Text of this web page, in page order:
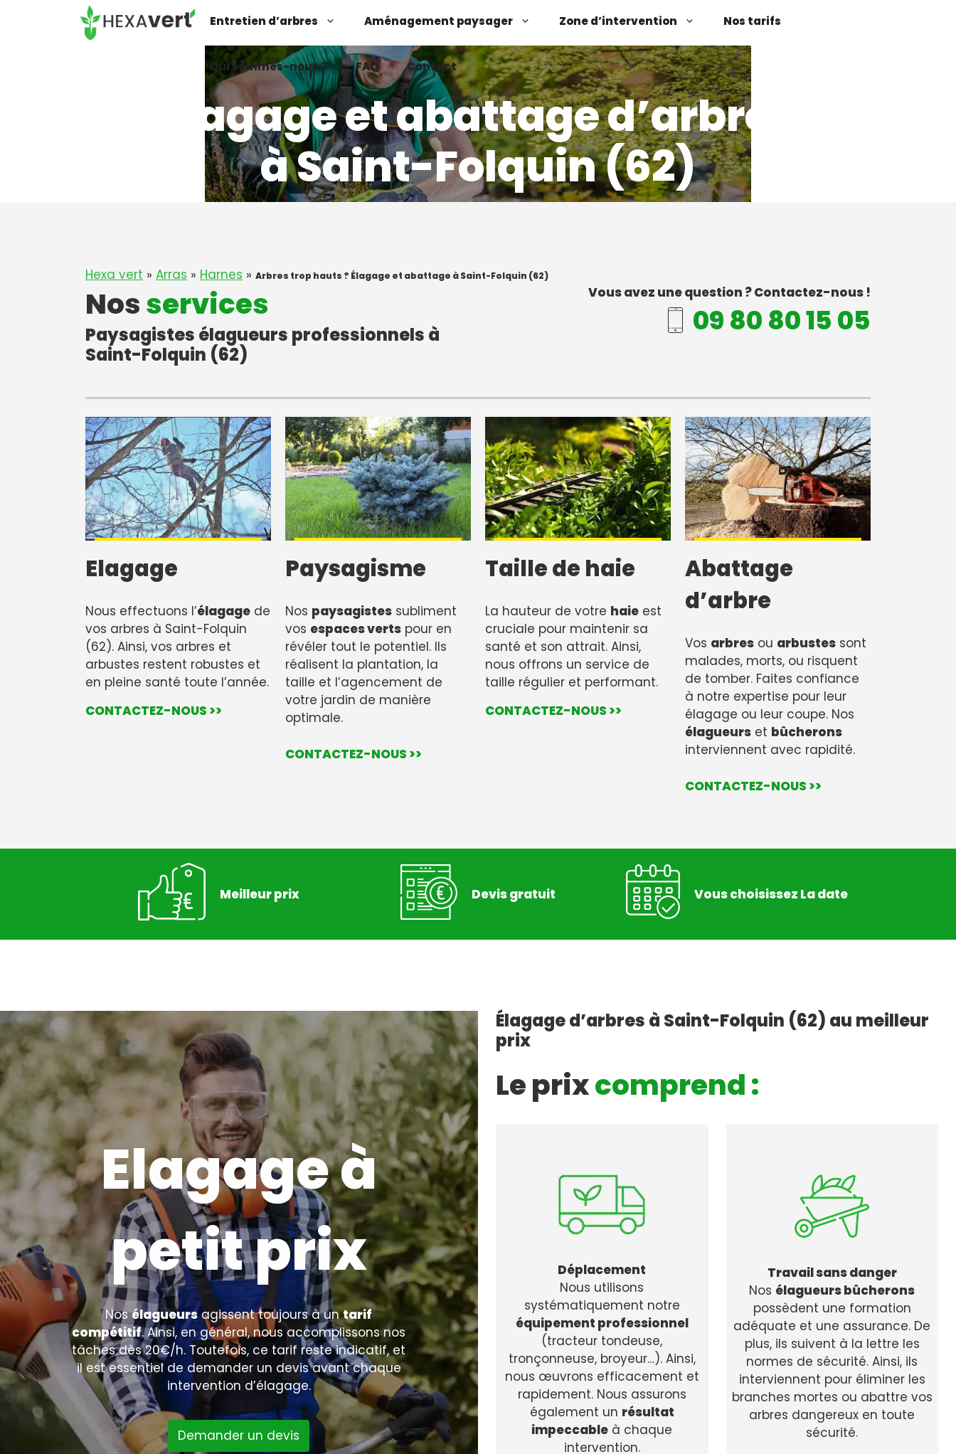
Entretien d’arbres Aménagement paysager Zone d’intervention Nos tarifs
Qui sommes-nous ? FAQ Contact
Elagage et abattage d’arbres
à Saint-Folquin (62)
Hexa vert » Arras » Harnes » Arbres trop hauts ? Élagage et abattage à Saint-Folquin (62)
Nosservices
Paysagistes élagueurs professionnels à
Saint-Folquin (62)
Vous avez une question ? Contactez-nous !
09 80 80 15 05
Elagage
Nous effectuons l’élagage de
vos arbres à Saint-Folquin
(62). Ainsi, vos arbres et
arbustes restent robustes et
en pleine santé toute l’année.
CONTACTEZ-NOUS >>
Paysagisme
Nos paysagistes subliment
vos espaces verts pour en
révéler tout le potentiel. Ils
réalisent la plantation, la
taille et l’agencement de
votre jardin de manière
optimale.
CONTACTEZ-NOUS >>
Taille de haie
La hauteur de votre haie est
cruciale pour maintenir sa
santé et son attrait. Ainsi,
nous offrons un service de
taille régulier et performant.
CONTACTEZ-NOUS >>
Abattage
d’arbre
Vos arbres ou arbustes sont
malades, morts, ou risquent
de tomber. Faites confiance
à notre expertise pour leur
élagage ou leur coupe. Nos
élagueurs et bûcherons
interviennent avec rapidité.
CONTACTEZ-NOUS >>
Meilleur prix Devis gratuit Vous choisissez La date
Elagage à
petit prix
Nosélagueursagissent toujours à untarif
compétitif. Ainsi, en général, nous accomplissons nos
tâches dès 20€/h. Toutefois, ce tarif reste indicatif, et
il est essentiel de demander un devis avant chaque
intervention d’élagage.
Demander un devis
Élagage d’arbres à Saint-Folquin (62) au meilleur
prix
Le prixcomprend :
Déplacement
Nous utilisons
systématiquement notre
équipement professionnel
(tracteur tondeuse,
tronçonneuse, broyeur…). Ainsi,
nous œuvrons efficacement et
rapidement. Nous assurons
également un résultat
impeccable à chaque
intervention.
Travail sans danger
Nos élagueurs bûcherons
possèdent une formation
adéquate et une assurance. De
plus, ils suivent à la lettre les
normes de sécurité. Ainsi, ils
interviennent pour éliminer les
branches mortes ou abattre vos
arbres dangereux en toute
sécurité.